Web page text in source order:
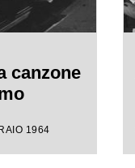
canzone
1964